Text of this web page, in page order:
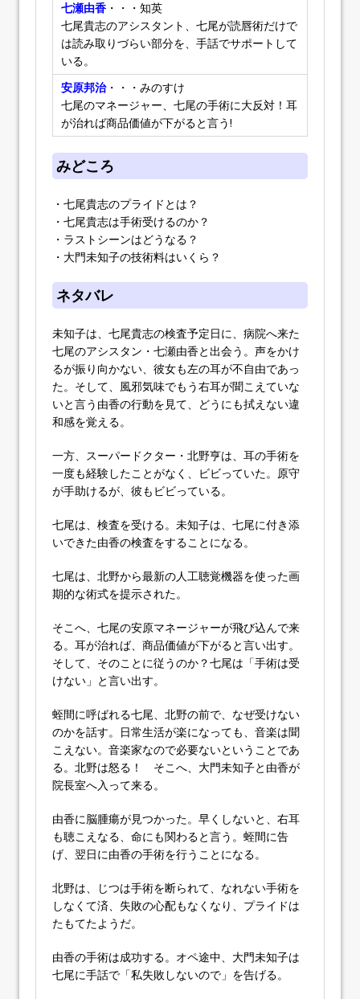
七瀬由香 ・・・知英
七尾貴志のアシスタント、七尾が読唇術だけで
は読み取りづらい部分を、手話でサポートして
いる。
安原邦治・・・みのすけ
七尾のマネージャー、七尾の手術に大反対！耳
が治れば商品価値が下がると言う!
みどころ
・七尾貴志のプライドとは？
・七尾貴志は手術受けるのか？
・ラストシーンはどうなる？
・大門未知子の技術料はいくら？
ネタバレ
未知子は、七尾貴志の検査予定日に、病院へ来た
七尾のアシスタン・七瀬由香と出会う。声をかけ
るが振り向かない、彼女も左の耳が不自由であっ
た。そして、風邪気味でもう右耳が聞こえていな
いと言う由香の行動を見て、どうにも拭えない違
和感を覚える。
一方、スーパードクター・北野亨は、耳の手術を
一度も経験したことがなく、ビビっていた。原守
が手助けるが、彼もビビっている。
七尾は、検査を受ける。未知子は、七尾に付き添
いできた由香の検査をすることになる。
七尾は、北野から最新の人工聴覚機器を使った画
期的な術式を提示された。
そこへ、七尾の安原マネージャーが飛び込んで来
る。耳が治れば、商品価値が下がると言い出す。
そして、そのことに従うのか？七尾は「手術は受
けない」と言い出す。
蛭間に呼ばれる七尾、北野の前で、なぜ受けない
のかを話す。日常生活が楽になっても、音楽は聞
こえない。音楽家なので必要ないということであ
る。北野は怒る！ そこへ、大門未知子と由香が
院長室へ入って来る。
由香に脳腫瘍が見つかった。早くしないと、右耳
も聴こえなる、命にも関わると言う。蛭間に告
げ、翌日に由香の手術を行うことになる。
北野は、じつは手術を断られて、なれない手術を
しなくて済、失敗の心配もなくなり、プライドは
たもてたようだ。
由香の手術は成功する。オペ途中、大門未知子は
七尾に手話で「私失敗しないので」を告げる。